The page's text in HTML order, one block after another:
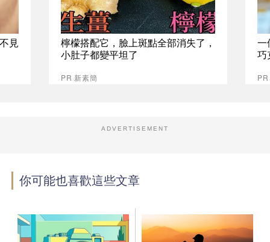
見
檸檬搭配它，臉上斑點全部消失了，
小肚子都變平坦了
PR 新素簡
一
巧
ADVERTISEMENT
你可能也喜歡這些文章